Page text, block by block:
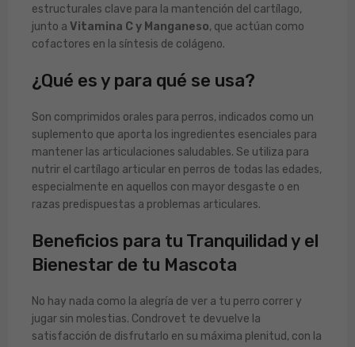
estructurales clave para la mantención del cartílago,
junto a Vitamina C y Manganeso, que actúan como
cofactores en la síntesis de colágeno.
¿Qué es y para qué se usa?
Son comprimidos orales para perros, indicados como un
suplemento que aporta los ingredientes esenciales para
mantener las articulaciones saludables. Se utiliza para
nutrir el cartílago articular en perros de todas las edades,
especialmente en aquellos con mayor desgaste o en
razas predispuestas a problemas articulares.
Beneficios para tu Tranquilidad y el
Bienestar de tu Mascota
No hay nada como la alegría de ver a tu perro correr y
jugar sin molestias. Condrovet te devuelve la
satisfacción de disfrutarlo en su máxima plenitud, con la